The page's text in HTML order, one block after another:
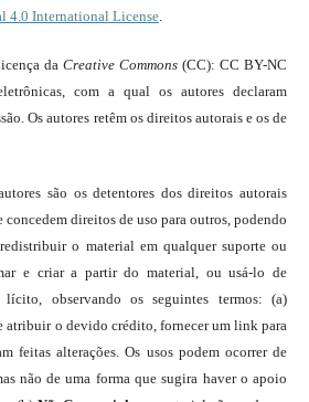
4.0 International License.
da Creative Commons(CC): CC BY-NC
com a qual os autores declaram
Os autores retêm os direitos autorais e os de
são os detentores dos direitos autorais
direitos de uso para outros, podendo
o material em qualquer suporte ou
e criar a partir do material, ou usá-lo de
observando os seguintes termos: (a)
atribuir o devido crédito, fornecer um link para
feitas alterações. Os usos podem ocorrer de
não de uma forma que sugira haver o apoio